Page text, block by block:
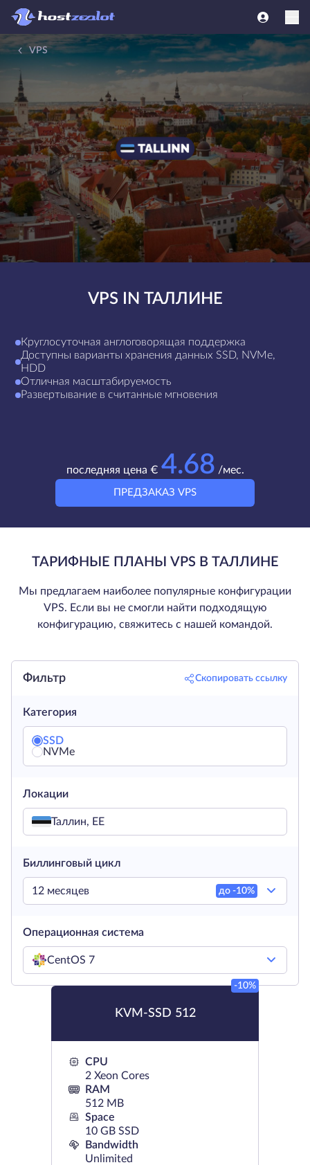
VPS
VPS IN ТАЛЛИНЕ
Круглосуточная англоговорящая поддержка
Доступны варианты хранения данных SSD, NVMe,
HDD
Отличная масштабируемость
Развертывание в считанные мгновения
последняя цена € 4.68 /мес.
ПРЕДЗАКАЗ VPS
ТАРИФНЫЕ ПЛАНЫ VPS В ТАЛЛИНЕ
Мы предлагаем наиболее популярные конфигурации
VPS. Если вы не смогли найти подходящую
конфигурацию, свяжитесь с нашей командой.
Фильтр Скопировать ссылку
Категория
SSD
NVMe
Локации
Таллин, EE
Биллинговый цикл
12 месяцев до -10%
Операционная система
CentOS 7
KVM-SSD 512
-10%
CPU
2 Xeon Cores
RAM
512 MB
Space
10 GB SSD
Bandwidth
Unlimited